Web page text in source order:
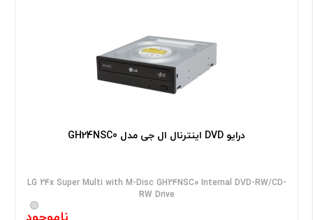
درایو DVD اینترنال ال جی مدل GH24NSC0
LG 24x Super Multi with M-Disc GH24NSC0 Internal DVD-RW/CD-
RW Drive